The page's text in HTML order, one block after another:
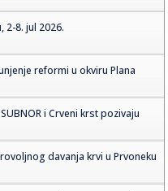
2-8. jul 2026.
reformi u okviru Plana
SUBNOR i Crveni krst pozivaju
davanja krvi u Prvoneku